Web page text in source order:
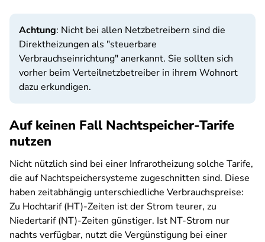
Achtung: Nicht bei allen Netzbetreibern sind die
Direktheizungen als "steuerbare
Verbrauchseinrichtung" anerkannt. Sie sollten sich
vorher beim Verteilnetzbetreiber in ihrem Wohnort
dazu erkundigen.
Auf keinen Fall Nachtspeicher-Tarife
nutzen
Nicht nützlich sind bei einer Infrarotheizung solche Tarife,
die auf Nachtspeichersysteme zugeschnitten sind. Diese
haben zeitabhängig unterschiedliche Verbrauchspreise:
Zu Hochtarif (HT)-Zeiten ist der Strom teurer, zu
Niedertarif (NT)-Zeiten günstiger. Ist NT-Strom nur
nachts verfügbar, nutzt die Vergünstigung bei einer